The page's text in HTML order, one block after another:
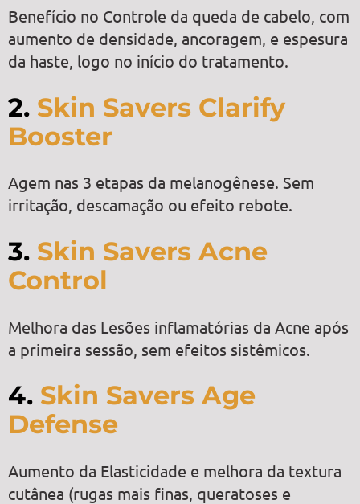
Benefício no Controle da queda de cabelo, com
aumento de densidade, ancoragem, e espesura
da haste, logo no início do tratamento.
2. Skin Savers Clarify
Booster
Agem nas 3 etapas da melanogênese. Sem
irritação, descamação ou efeito rebote.
3. Skin Savers Acne
Control
Melhora das Lesões inflamatórias da Acne após
a primeira sessão, sem efeitos sistêmicos.
4. Skin Savers Age
Defense
Aumento da Elasticidade e melhora da textura
cutânea (rugas mais finas, queratoses e